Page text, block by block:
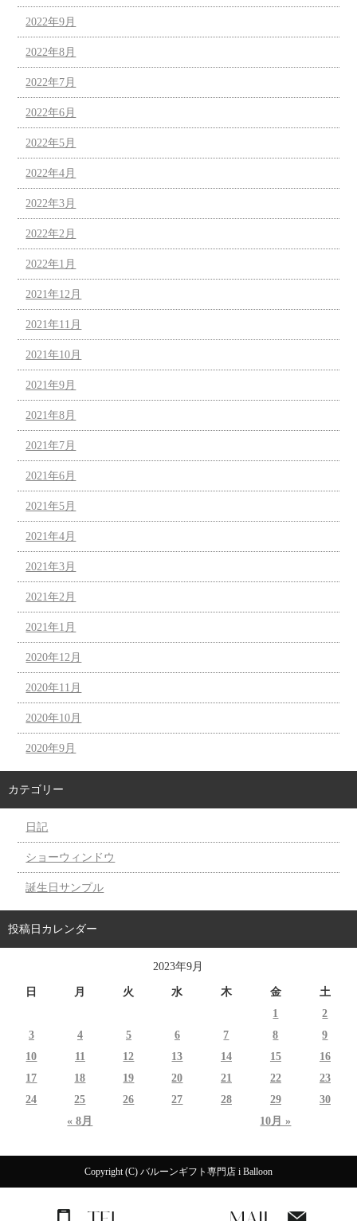
2022年9月
2022年8月
2022年7月
2022年6月
2022年5月
2022年4月
2022年3月
2022年2月
2022年1月
2021年12月
2021年11月
2021年10月
2021年9月
2021年8月
2021年7月
2021年6月
2021年5月
2021年4月
2021年3月
2021年2月
2021年1月
2020年12月
2020年11月
2020年10月
2020年9月
カテゴリー
日記
ショーウィンドウ
誕生日サンプル
投稿日カレンダー
2023年9月
日 月 火 水 木 金 土
« 8月 10月 »
1
2
3
4 5 6 7 8
9
10
11 12 13 14 15
16
17
18 19 20 21 22
23
24
25 26 27 28 29 30
Copyright (C) バルーンギフト専門店 i Balloon